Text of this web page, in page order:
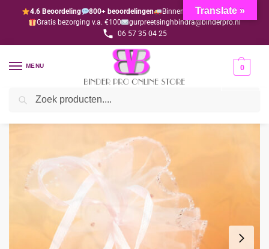
4.6 Beoordeling 800+ beoordelingen
Binnen 1-3 dagen geleverd
Gratis bezorging v.a. €100
gurpreetsinghbindra@binderpro.nl
06 57 35 04 25
MENU 0
Home Bedankjesafdeling
Translate »